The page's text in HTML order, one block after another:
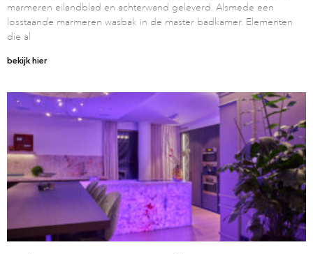
marmeren eilandblad en achterwand geleverd. Alsmede een
losstaande marmeren wasbak in de master badkamer. Elementen
die al
bekijk hier